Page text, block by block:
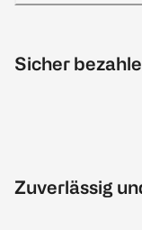
Sicher
Zuverlässig